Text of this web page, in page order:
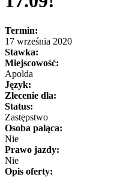
Termin:
17 września 2020
Stawka:
Miejscowość:
Apolda
Język:
Zlecenie dla:
Status:
Zastępstwo
Osoba paląca:
Nie
Prawo jazdy:
Nie
Opis oferty: